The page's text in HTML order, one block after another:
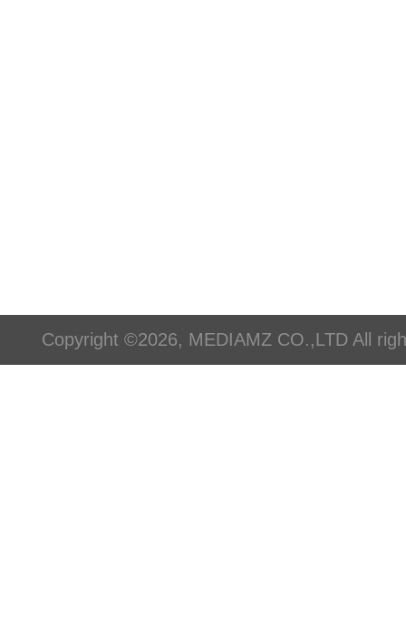
Copyright ©2026, MEDIAMZ CO.,LTD All